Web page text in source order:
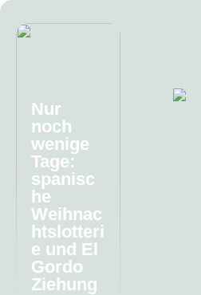
Nur
noch
wenige
Tage:
spanisc
he
Weihnac
htslotteri
e und El
Gordo
Ziehung